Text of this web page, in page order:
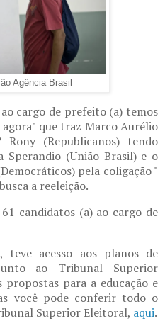
Agência Brasil
cargo de prefeito (a) temos
agora" que traz Marco Aurélio
(Republicanos) tendo
Sperandio (União Brasil) e o
pela coligação "
a reeleição.
candidatos (a) ao cargo de
acesso aos planos de
ao Tribunal Superior
propostas para a educação e
você pode conferir todo o
Superior Eleitoral, aqui.